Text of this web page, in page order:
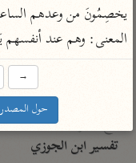
تفسير ابن كثير
تفسير القرطبي
جمع الأقوال
تفسير ابن الجوزي
المعنى: وهم عند أنفسهم
→
حول المصدر